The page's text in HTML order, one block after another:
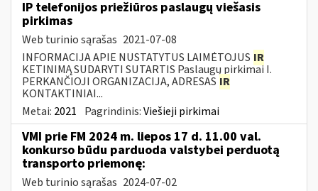
IP telefonijos priežiūros paslaugų viešasis
pirkimas
Web turinio sąrašas 2021-07-08
INFORMACIJA APIE NUSTATYTUS LAIMĖTOJUS IR
KETINIMĄ SUDARYTI SUTARTIS Paslaugų pirkimai I.
PERKANČIOJI ORGANIZACIJA, ADRESAS IR
KONTAKTINIAI...
Metai: 2021 Pagrindinis:Viešieji pirkimai
VMI prie FM 2024 m. liepos 17 d. 11.00 val.
konkurso būdu parduoda valstybei perduotą
transporto priemonę:
Web turinio sąrašas 2024-07-02